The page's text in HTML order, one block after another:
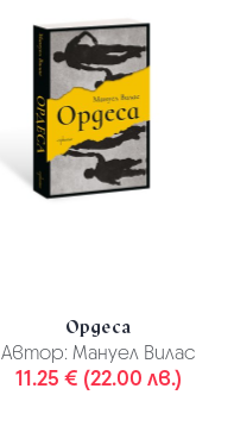
Ордеса
Автор: Мануел Вилас
11.25 € (22.00 лв.)